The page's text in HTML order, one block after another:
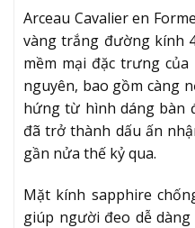
Arceau Cavalier en
vàng trắng đường kính
mềm mại đặc trưng
nguyên, bao gồm càng
hứng từ hình dáng bàn
đã trở thành dấu ấn
gần nửa thế kỷ qua.
Mặt kính sapphire
giúp người đeo dễ